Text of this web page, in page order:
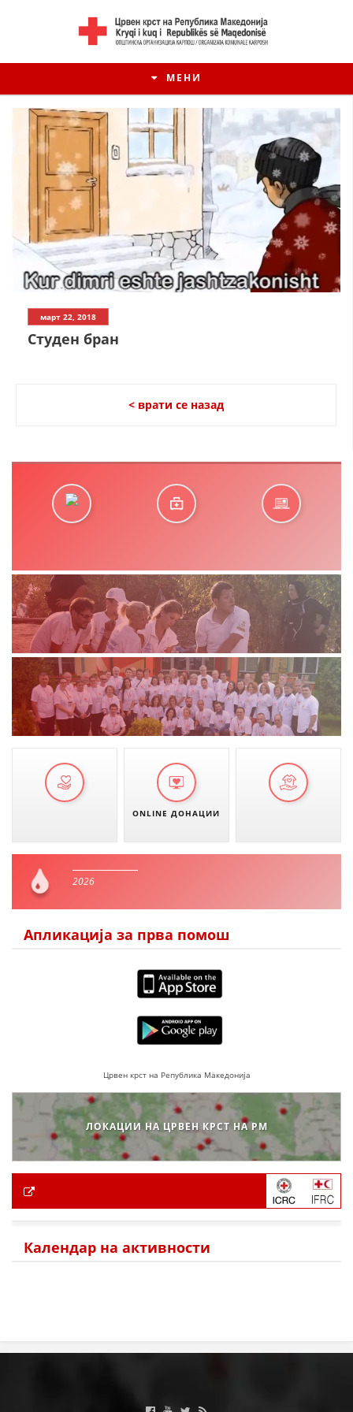
МЕНИ
ПРИРАЧНИЦИ
СТРАТЕГИИ
БРОШУРИ
ПОСТЕРИ
ПРЕЗЕНТАЦИИ
март 22, 2018
Студен бран
< врати се назад
ONLINE ДОНАЦИИ
2026
Апликација за прва помош
Црвен крст на Република Македонија
ЛОКАЦИИ НА ЦРВЕН КРСТ НА РМ
Календар на активности